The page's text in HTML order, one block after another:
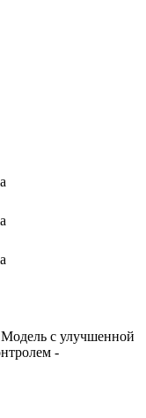
с улучшенной
-